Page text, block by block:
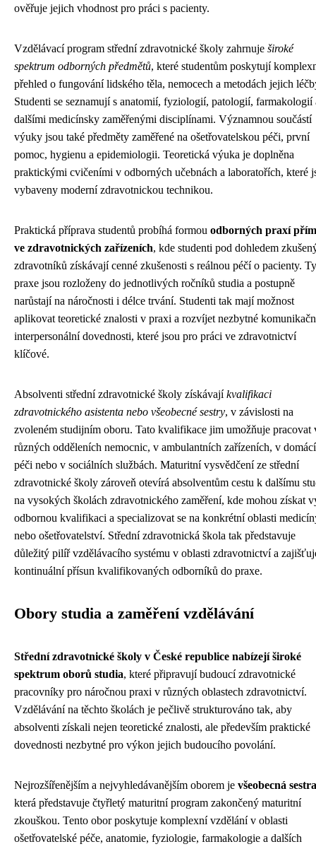
ověřuje jejich vhodnost pro práci s pacienty.
Vzdělávací program střední zdravotnické školy zahrnuje široké
spektrum odborných předmětů, které studentům poskytují
přehled o fungování lidského těla, nemocech a metodách jejich
Studenti se seznamují s anatomií, fyziologií, patologií, farmakologií
dalšími medicínsky zaměřenými disciplínami. Významnou součástí
výuky jsou také předměty zaměřené na ošetřovatelskou péči, první
pomoc, hygienu a epidemiologii. Teoretická výuka je doplněna
praktickými cvičeními v odborných učebnách a laboratořích, které
vybaveny moderní zdravotnickou technikou.
Praktická příprava studentů probíhá formou odborných praxí
ve zdravotnických zařízeních, kde studenti pod dohledem
zdravotníků získávají cenné zkušenosti s reálnou péčí o pacienty.
praxe jsou rozloženy do jednotlivých ročníků studia a postupně
narůstají na náročnosti i délce trvání. Studenti tak mají možnost
aplikovat teoretické znalosti v praxi a rozvíjet nezbytné
interpersonální dovednosti, které jsou pro práci ve zdravotnictví
klíčové.
Absolventi střední zdravotnické školy získávajíkvalifikaci
zdravotnického asistenta nebo všeobecné sestry, v závislosti na
zvoleném studijním oboru. Tato kvalifikace jim umožňuje pracovat
různých odděleních nemocnic, v ambulantních zařízeních, v domácí
péči nebo v sociálních službách. Maturitní vysvědčení ze střední
zdravotnické školy zároveň otevírá absolventům cestu k dalšímu
na vysokých školách zdravotnického zaměření, kde mohou získat
odbornou kvalifikaci a specializovat se na konkrétní oblasti
nebo ošetřovatelství. Střední zdravotnická škola tak představuje
důležitý pilíř vzdělávacího systému v oblasti zdravotnictví a
kontinuální přísun kvalifikovaných odborníků do praxe.
Obory studia a zaměření vzdělávání
Střední zdravotnické školy v České republice nabízejí široké
spektrum oborů studia, které připravují budoucí zdravotnické
pracovníky pro náročnou praxi v různých oblastech zdravotnictví.
Vzdělávání na těchto školách je pečlivě strukturováno tak, aby
absolventi získali nejen teoretické znalosti, ale především praktické
dovednosti nezbytné pro výkon jejich budoucího povolání.
Nejrozšířenějším a nejvyhledávanějším oborem je všeobecná sestra
která představuje čtyřletý maturitní program zakončený maturitní
zkouškou. Tento obor poskytuje komplexní vzdělání v oblasti
ošetřovatelské péče, anatomie, fyziologie, farmakologie a dalších